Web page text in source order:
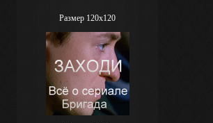
Размер 120x120